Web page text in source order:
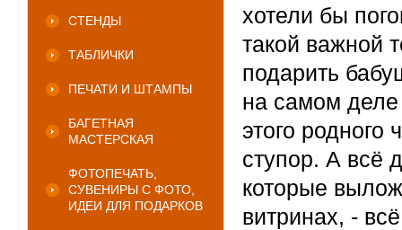
СТЕНДЫ
ТАБЛИЧКИ
ПЕЧАТИ И ШТАМПЫ
БАГЕТНАЯ
МАСТЕРСКАЯ
ФОТОПЕЧАТЬ,
СУВЕНИРЫ С ФОТО,
ИДЕИ ДЛЯ ПОДАРКОВ
хотели бы
такой важной
подарить
на самом деле
этого родного
ступор. А всё
которые
витринах, -